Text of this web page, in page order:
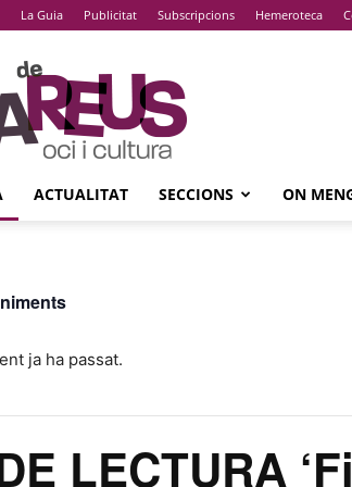
La Guia Publicitat Subscripcions Hemeroteca
La
Guia
De
Reus
ACTUALITAT SECCIONS ON
ja ha passat.
LECTURA